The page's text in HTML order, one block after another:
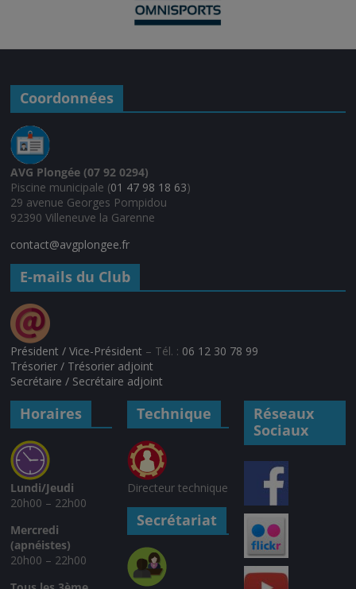
Coordonnées
AVG Plongée (07 92 0294)
Piscine municipale (01 47 98 18 63)
29 avenue Georges Pompidou
92390 Villeneuve la Garenne
contact@avgplongee.fr
E-mails du Club
Président / Vice-Président – Tél. : 06 12 30 78 99
Trésorier / Trésorier adjoint
Secrétaire / Secrétaire adjoint
Horaires
Lundi/Jeudi
20h00 – 22h00
Mercredi
(apnéistes)
20h00 – 22h00
Technique
Directeur technique
Secrétariat
Réseaux
Sociaux